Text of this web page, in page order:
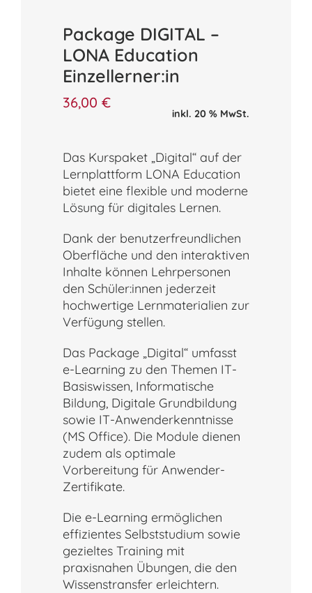
Package DIGITAL –
LONA Education
Einzellerner:in
36,00 €
inkl. 20 % MwSt.
Das Kurspaket „Digital“ auf der
Lernplattform LONA Education
bietet eine flexible und moderne
Lösung für digitales Lernen.
Dank der benutzerfreundlichen
Oberfläche und den interaktiven
Inhalte können Lehrpersonen
den Schüler:innen jederzeit
hochwertige Lernmaterialien zur
Verfügung stellen.
Das Package „Digital“ umfasst
e-Learning zu den Themen IT-
Basiswissen, Informatische
Bildung, Digitale Grundbildung
sowie IT-Anwenderkenntnisse
(MS Office). Die Module dienen
zudem als optimale
Vorbereitung für Anwender-
Zertifikate.
Die e-Learning ermöglichen
effizientes Selbststudium sowie
gezieltes Training mit
praxisnahen Übungen, die den
Wissenstransfer erleichtern.